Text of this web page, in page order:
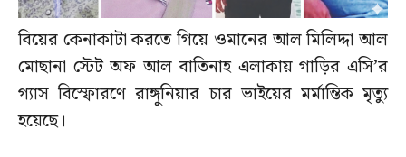
বিয়ের কেনাকাটা করতে গিয়ে ওমানের আল মিলিদ্দা আল
মোছানা‎ স্টেট অফ আল বাতিনাহ এলাকায় গাড়ির এসি’র
গ্যাস বিস্ফোরণে রাঙ্গুনিয়ার চার ভাইয়ের মর্মান্তিক মৃত্যু
হয়েছে।